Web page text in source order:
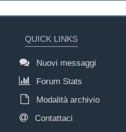
QUICK LINKS
Nuovi messaggi
Forum Stats
Modalità archivio
Contattaci